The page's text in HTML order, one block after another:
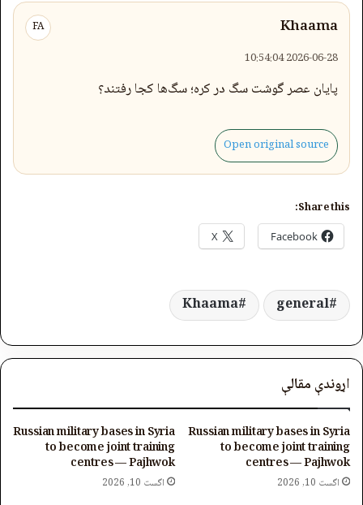
Khaama
FA
2026-06-28 10:54:04
پایان عصر گوشت سگ در کره؛ سگ‌ها کجا رفتند؟
Open original source
Share this:
Facebook
X
general
Khaama
اړوندې مقالې
Russian military bases in Syria
to become joint training
centres — Pajhwok
اگست 10, 2026
Russian military bases in Syria
to become joint training
centres — Pajhwok
اگست 10, 2026